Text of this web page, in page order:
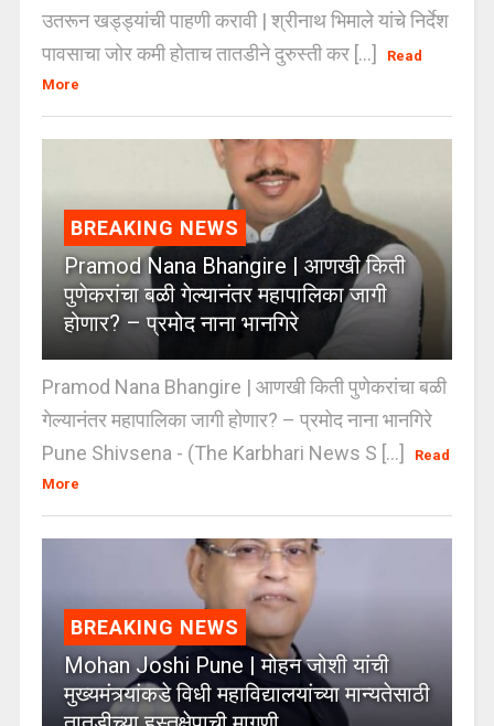
उतरून खड्ड्यांची पाहणी करावी | श्रीनाथ भिमाले यांचे निर्देश
पावसाचा जोर कमी होताच तातडीने दुरुस्ती कर [...]
Read
More
BREAKING NEWS
Pramod Nana Bhangire | आणखी किती
पुणेकरांचा बळी गेल्यानंतर महापालिका जागी
होणार? – प्रमोद नाना भानगिरे
Pramod Nana Bhangire | आणखी किती पुणेकरांचा बळी
गेल्यानंतर महापालिका जागी होणार? – प्रमोद नाना भानगिरे
Pune Shivsena - (The Karbhari News S [...]
Read
More
BREAKING NEWS
Mohan Joshi Pune | मोहन जोशी यांची
मुख्यमंत्र्यांकडे विधी महाविद्यालयांच्या मान्यतेसाठी